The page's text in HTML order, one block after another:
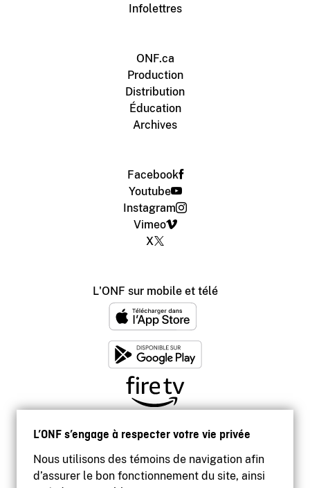
L’ONF s’engage à respecter votre vie privée
Nous utilisons des témoins de navigation afin
d’assurer le bon fonctionnement du site, ainsi
Infolettres
ONF.ca
Production
Distribution
Éducation
Archives
Facebook
Youtube
Instagram
Vimeo
X
L'ONF sur mobile et télé